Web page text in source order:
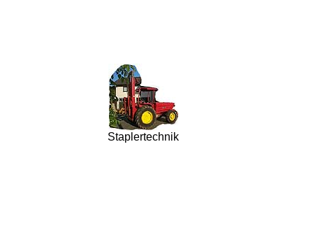
Staplertechnik